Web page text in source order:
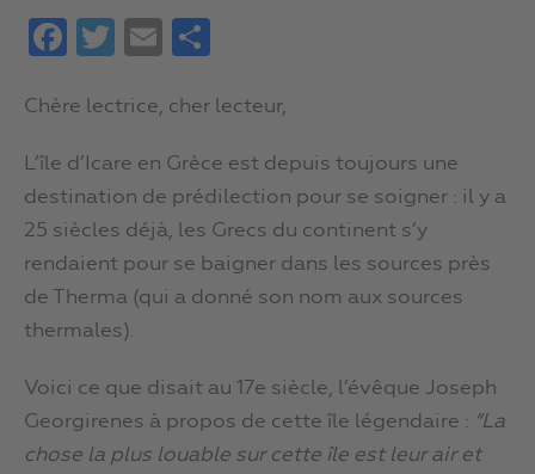
FacebookTwitterEmail
Chère lectrice, cher lecteur,
L’île d’Icare en Grèce est depuis toujours une
destination de prédilection pour se soigner : il y a
25 siècles déjà, les Grecs du continent s’y
rendaient pour se baigner dans les sources près
de Therma (qui a donné son nom aux sources
thermales).
Voici ce que disait au 17e siècle, l’évêque Joseph
Georgirenes à propos de cette île légendaire : “La
chose la plus louable sur cette île est leur air et